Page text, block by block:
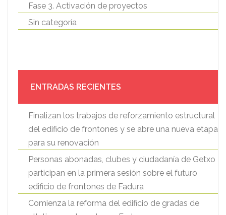
Fase 3. Activación de proyectos
Sin categoría
ENTRADAS RECIENTES
Finalizan los trabajos de reforzamiento estructural
del edificio de frontones y se abre una nueva etapa
para su renovación
Personas abonadas, clubes y ciudadanía de Getxo
participan en la primera sesión sobre el futuro
edificio de frontones de Fadura
Comienza la reforma del edificio de gradas de